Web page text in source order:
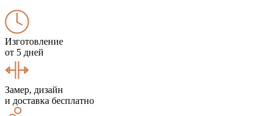
Изготовление
от 5 дней
Замер, дизайн
и доставка бесплатно